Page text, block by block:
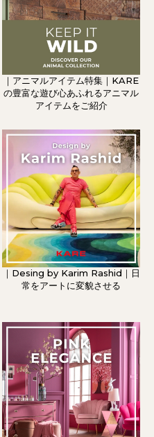
｜アニマルアイテム特集｜KARE
の豊富な遊び心あふれるアニマル
アイテムをご紹介
｜Desing by Karim Rashid｜日
常をアートに変貌させる